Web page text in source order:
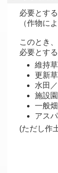
必要とす
（作物に
このとき
必要とす
維持
更新
水田
施設
一般
アス
(ただし作